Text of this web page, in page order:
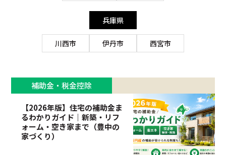
兵庫県
川西市 伊丹市 西宮市
補助金・税金控除
【2026年版】住宅の補助金ま
るわかりガイド｜新築・リフ
ォーム・空き家まで（豊中の
家づくり）